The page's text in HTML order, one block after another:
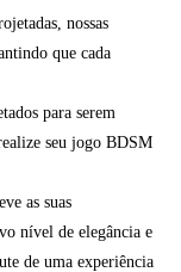
nossas
que cada
para serem
seu jogo BDSM
as suas
nível de elegância e
de uma experiência